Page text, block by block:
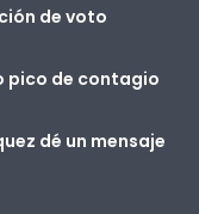
de voto
pico de contagio
dé un mensaje